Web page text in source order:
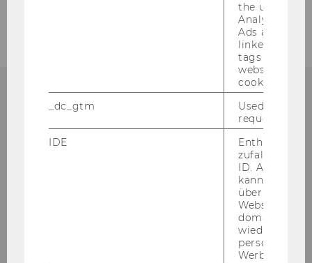
Institute for Austrian and
the user. If
Analytics and
Ads accounts
linked, the
tags on the
website read
cookie.
_dc_gtm
Used to
request rate.
IDE
Enthält eine
ID. Anhand
kann Google
über
Websites
Werbung